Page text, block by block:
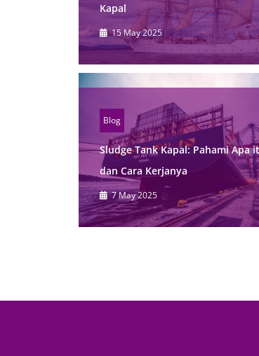
Kapal
15 May 2025
Blog
Sludge Tank Kapal: Pahami Apa
dan Cara Kerjanya
7 May 2025